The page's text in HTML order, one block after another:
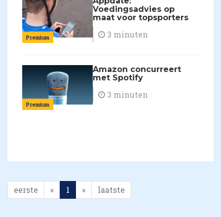
Premium
Voedingsadvies op
maat voor topsporters
3 minuten
Premium
Amazon concurreert
met Spotify
3 minuten
eerste « 1 » laatste